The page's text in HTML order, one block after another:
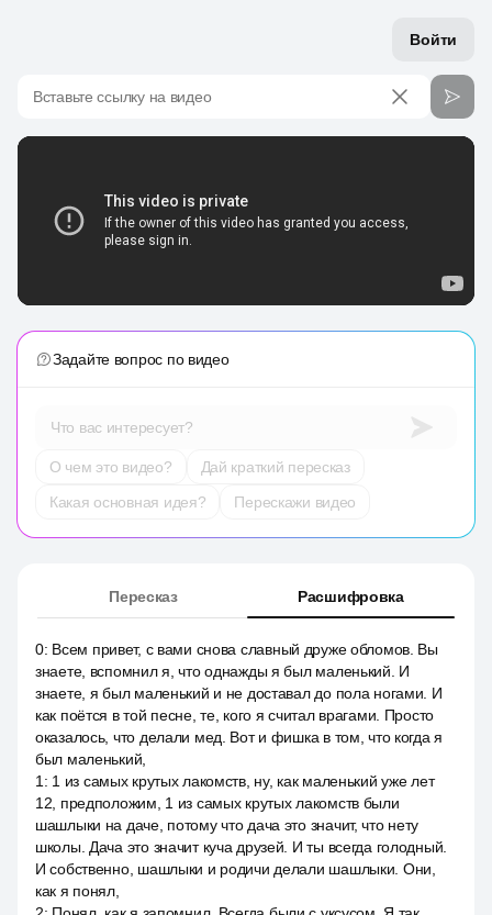
Войти
Вставьте ссылку на видео
Задайте вопрос по видео
Что вас интересует?
О чем это видео?
Дай краткий пересказ
Какая основная идея?
Перескажи видео
Пересказ Расшифровка
0: Всем привет, с вами снова славный друже обломов. Вы
знаете, вспомнил я, что однажды я был маленький. И
знаете, я был маленький и не доставал до пола ногами. И
как поётся в той песне, те, кого я считал врагами. Просто
оказалось, что делали мед. Вот и фишка в том, что когда я
был маленький,
1 : 1 из самых крутых лакомств, ну, как маленький уже лет
12, предположим, 1 из самых крутых лакомств были
шашлыки на даче, потому что дача это значит, что нету
школы. Дача это значит куча друзей. И ты всегда голодный.
И собственно, шашлыки и родичи делали шашлыки. Они,
как я понял,